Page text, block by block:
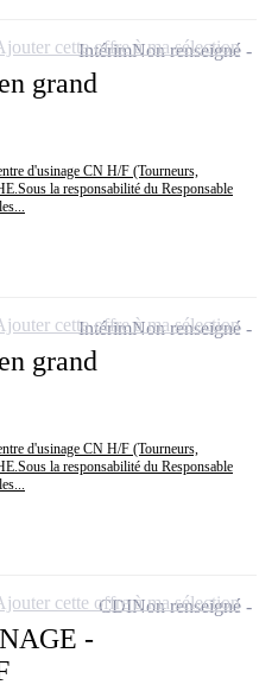
grand
d'usinage CN H/F (Tourneurs,
la responsabilité du Responsable
IntérimNon renseigné
cette offre à ma sélection
grand
d'usinage CN H/F (Tourneurs,
la responsabilité du Responsable
IntérimNon renseigné
cette offre à ma sélection
-
CDINon renseigné
cette offre à ma sélection